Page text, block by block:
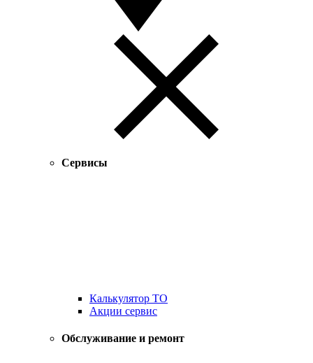
Сервисы
Калькулятор ТО
Акции сервис
Обслуживание и ремонт